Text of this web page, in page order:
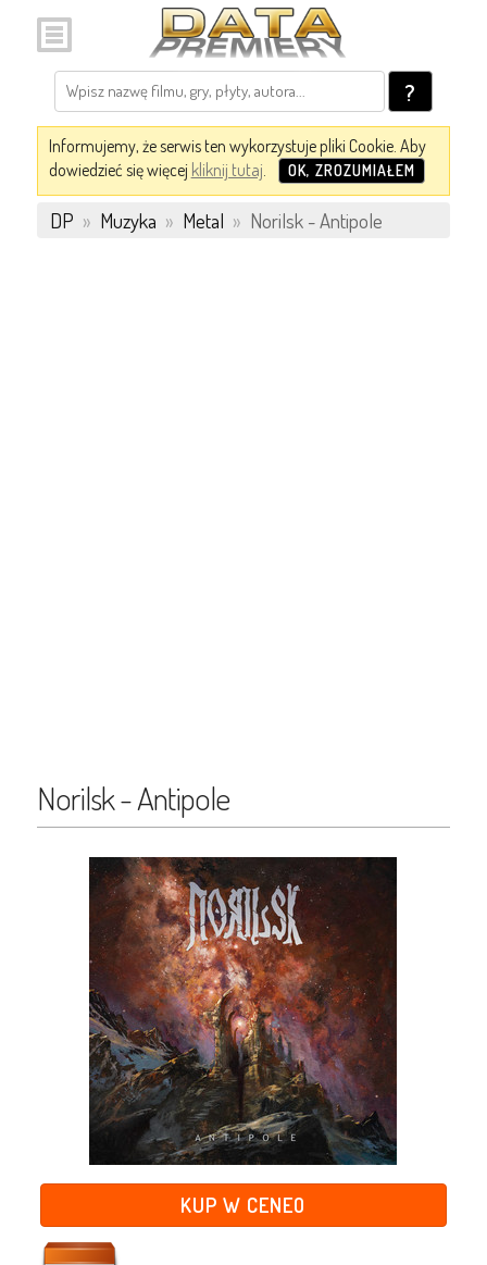
?
Informujemy, że serwis ten wykorzystuje pliki Cookie. Aby
dowiedzieć się więcej kliknij tutaj. OK, ZROZUMIAŁEM
DP » Muzyka » Metal » Norilsk - Antipole
Norilsk - Antipole
KUP W CENEO